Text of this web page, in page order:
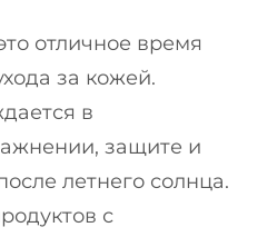
отличное время
за кожей.
в
защите и
летнего солнца.
с